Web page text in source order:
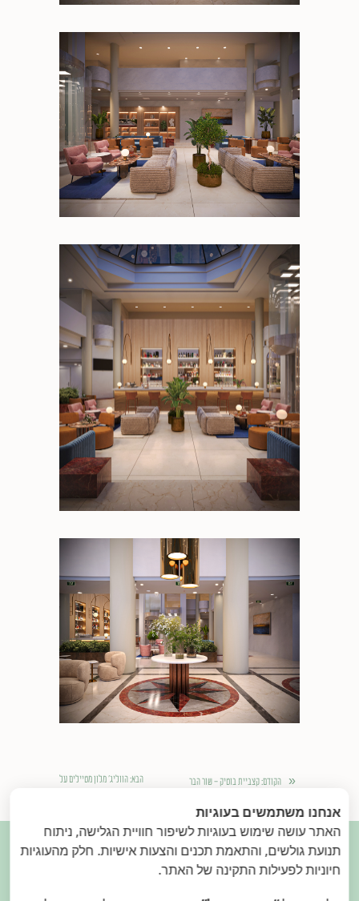
« הקודם: קצביית בוטיק - שור הבר הבא: הווליג' מלון מטיילים על

אנחנו משתמשים בעוגיות
האתר עושה שימוש בעוגיות לשיפור חוויית הגלישה, ניתוח
תנועת גולשים, והתאמת תכנים והצעות אישיות. חלק מהעוגיות
חיוניות לפעילות התקינה של האתר.